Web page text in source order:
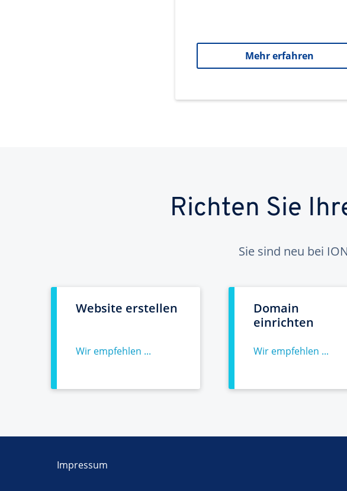
Mehr erfahren
Richten Sie
Sie sind neu bei
Website erstellen
Wir empfehlen ...
Domain
einrichten
Wir empfehlen ...
Impressum